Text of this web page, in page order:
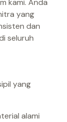
kami. Anda
yang
dan
seluruh
yang
alami